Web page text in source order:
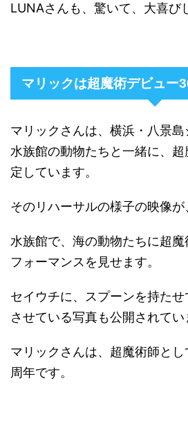
LUNAさんも、驚いて、大喜び
マリックは超魔術デビュ
マリックさんは、横浜・八景島
水族館の動物たちと一緒に、
定しています。
そのリハーサルの様子の映像が
水族館で、海の動物たちに超
フォーマンスを見せます。
セイウチに、スプーンを持た
させている写真も公開されてい
マリックさんは、超魔術師と
周年です。